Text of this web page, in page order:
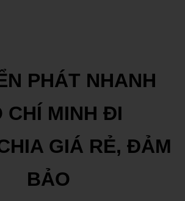
PHÁT NHANH
CHÍ MINH ĐI
GIÁ RẺ, ĐẢM
BẢO